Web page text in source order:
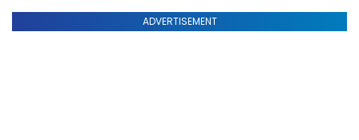
ADVERTISEMENT